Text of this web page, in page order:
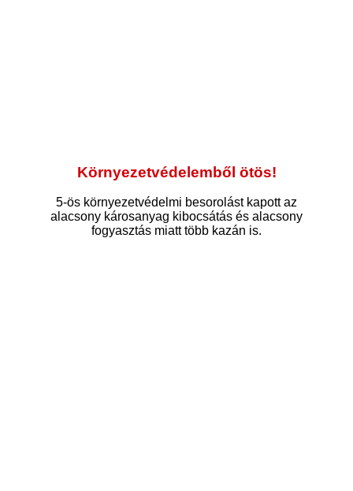
Környezetvédelemből ötös!
5-ös környezetvédelmi besorolást kapott az
alacsony károsanyag kibocsátás és alacsony
fogyasztás miatt több kazán is.